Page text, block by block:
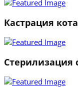
Кастрация
Стерилизация